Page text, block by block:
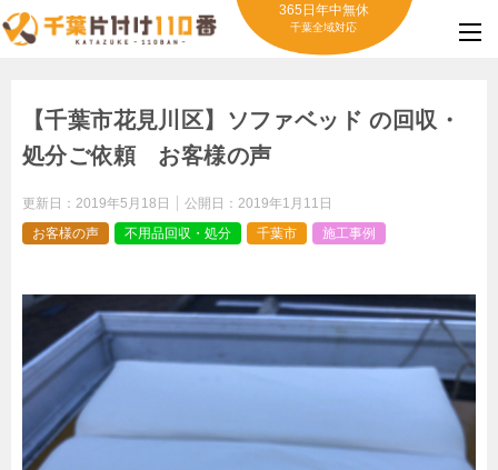
365日年中無休
千葉全域対応
【千葉市花見川区】ソファベッド の回収・
処分ご依頼 お客様の声
更新日： 2019年5月18日 公開日： 2019年1月11日
お客様の声
不用品回収・処分 千葉市 施工事例